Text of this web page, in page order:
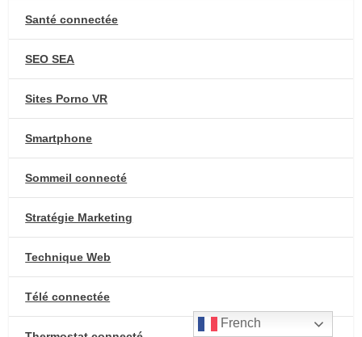
Santé connectée
SEO SEA
Sites Porno VR
Smartphone
Sommeil connecté
Stratégie Marketing
Technique Web
Télé connectée
French